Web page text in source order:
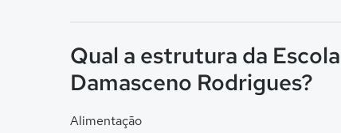
Qual a estrutura da
Damasceno Rodrigues?
Alimentação